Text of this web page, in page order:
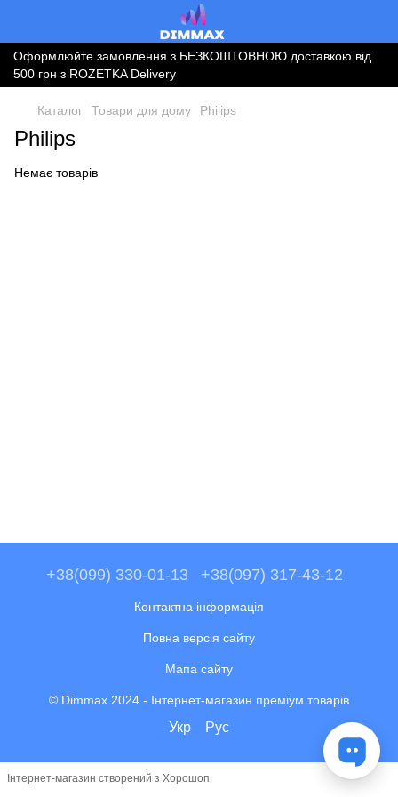
Оформлюйте замовлення з БЕЗКОШТОВНОЮ доставкою від
500 грн з ROZETKA Delivery
Каталог Товари для дому Philips
Philips
Немає товарів
+38(099) 330-01-13 +38(097) 317-43-12
Контактна інформація
Повна версія сайту
Мапа сайту
© Dimmax 2024 - Інтернет-магазин преміум товарів
Укр Рус
Інтернет-магазин створений з Хорошоп